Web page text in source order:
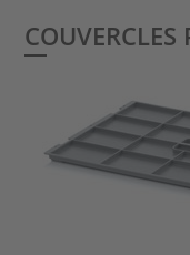
COUVERCLES